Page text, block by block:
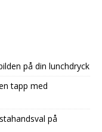
på din lunchdryck
tapp med
på